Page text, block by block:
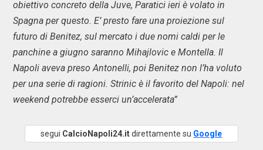
obiettivo concreto della Juve, Paratici ieri è volato in
Spagna per questo. E’ presto fare una proiezione sul
futuro di Benitez, sul mercato i due nomi caldi per le
panchine a giugno saranno Mihajlovic e Montella. Il
Napoli aveva preso Antonelli, poi Benitez non l’ha voluto
per una serie di ragioni. Strinic è il favorito del Napoli: nel
weekend potrebbe esserci un’accelerata”
segui CalcioNapoli24.itdirettamente su Google